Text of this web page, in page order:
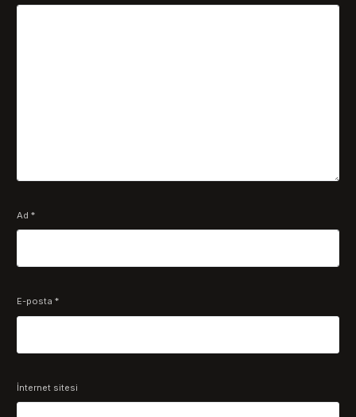
Ad*
E-posta*
İnternet sitesi